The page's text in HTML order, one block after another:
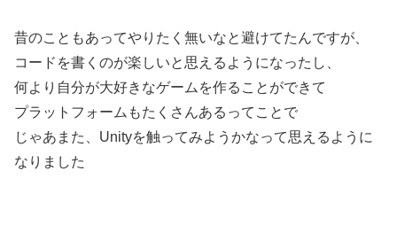
昔のこともあってやりたく無いなと避けてたんですが、
コードを書くのが楽しいと思えるようになったし、
何より自分が大好きなゲームを作ることができて
プラットフォームもたくさんあるってことで
じゃあまた、Unityを触ってみようかなって思えるように
なりました